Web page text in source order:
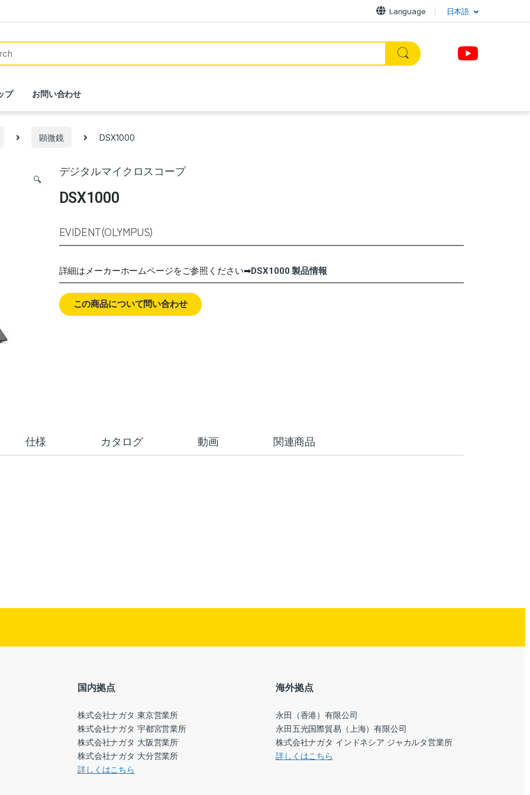
Language 日本語
プ お問い合わせ
顕微鏡 DSX1000
🔍
デジタルマイクロスコープ
DSX1000
EVIDENT(OLYMPUS)
詳細はメーカーホームページをご参照ください➡DSX1000 製品情報
この商品について問い合わせ
仕様 カタログ 動画 関連商品
国内拠点
株式会社ナガタ 東京営業所
株式会社ナガタ 宇都宮営業所
株式会社ナガタ 大阪営業所
株式会社ナガタ 大分営業所
詳しくはこちら
海外拠点
永田（香港）有限公司
永田五光国際貿易（上海）有限公司
株式会社ナガタ インドネシア ジャカルタ営業所
詳しくはこちら